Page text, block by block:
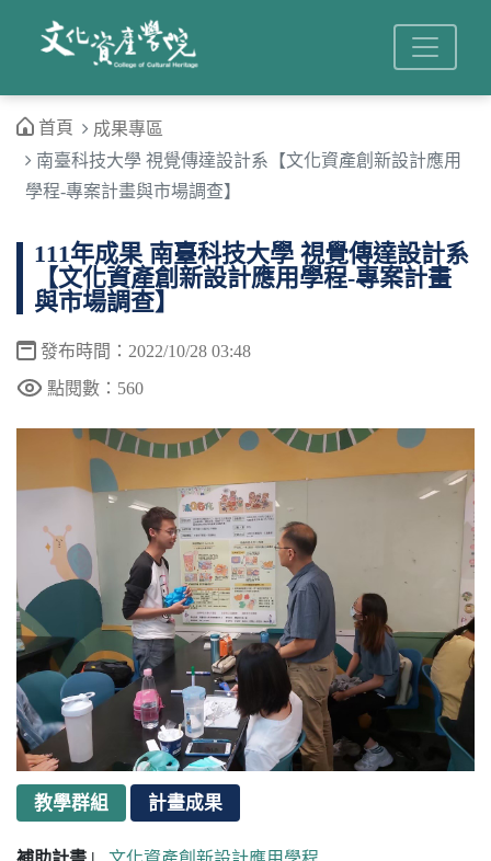
首頁
成果專區
南臺科技大學 視覺傳達設計系【文化資產創新設計應用
學程-專案計畫與市場調查】
111年成果 南臺科技大學 視覺傳達設計系
【文化資產創新設計應用學程-專案計畫
與市場調查】
發布時間：2022/10/28 03:48
點閱數：560
教學群組 計畫成果